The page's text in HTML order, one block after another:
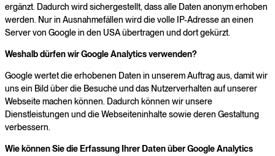
ergänzt. Dadurch wird sichergestellt, dass alle Daten anonym erhoben
werden. Nur in Ausnahmefällen wird die volle IP-Adresse an einen
Server von Google in den USA übertragen und dort gekürzt.
Weshalb dürfen wir Google Analytics verwenden?
Google wertet die erhobenen Daten in unserem Auftrag aus, damit wir
uns ein Bild über die Besuche und das Nutzerverhalten auf unserer
Webseite machen können. Dadurch können wir unsere
Dienstleistungen und die Webseiteninhalte sowie deren Gestaltung
verbessern.
Wie können Sie die Erfassung Ihrer Daten über Google Analytics